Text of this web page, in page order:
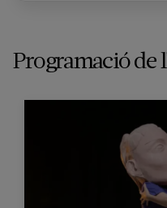
Programació de